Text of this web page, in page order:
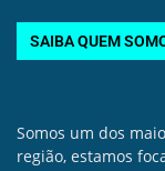
SAIBA QUEM
Somos um dos
região, estamos